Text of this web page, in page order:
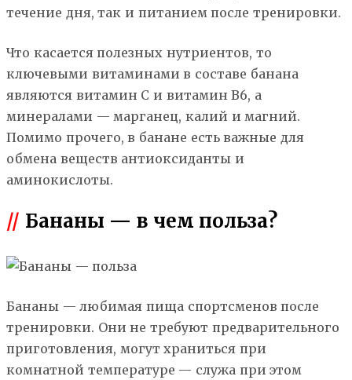
течение дня, так и питанием после тренировки.
Что касается полезных нутриентов, то
ключевыми витаминами в составе банана
являются витамин С и витамин В6, а
минералами — марганец, калий и магний.
Помимо прочего, в банане есть важные для
обмена веществ антиоксиданты и
аминокислоты.
// Бананы — в чем польза?
Бананы — любимая пища спортсменов после
тренировки. Они не требуют предварительного
приготовления, могут храниться при
комнатной температуре — служа при этом